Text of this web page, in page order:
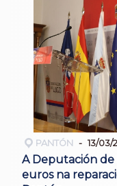
PANTÓN 13/03/
A Deputación de
euros na